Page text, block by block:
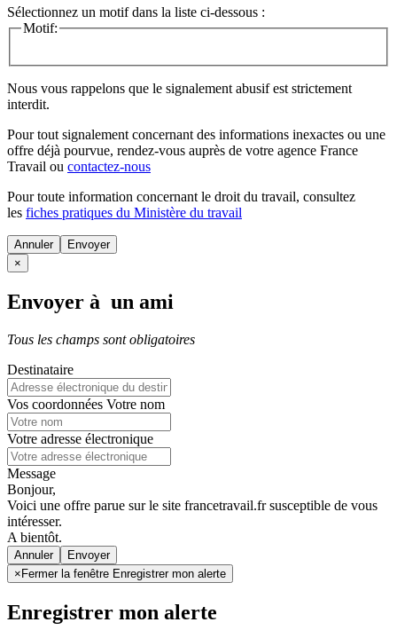
Sélectionnez un motif dans la liste ci-dessous :
Motif:
Nous vous rappelons que le signalement abusif est strictement
interdit.
Pour tout signalement concernant des informations inexactes ou une
offre déjà pourvue, rendez-vous auprès de votre agence France
Travail ou contactez-nous
Pour toute information concernant le droit du travail, consultez
les fiches pratiques du Ministère du travail
Annuler
×
Envoyer à un ami
Tous les champs sont obligatoires
Destinataire
Vos coordonnées Votre nom
Votre adresse électronique
Message
Bonjour,
Voici une offre parue sur le site francetravail.fr susceptible de vous
intéresser.
A bientôt.
Annuler
× Fermer la fenêtre Enregistrer mon alerte
Enregistrer mon alerte